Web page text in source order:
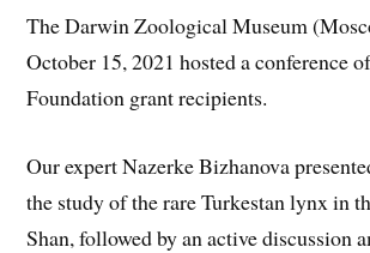
The Darwin Zoological Museum
October 15, 2021 hosted a conference
Foundation grant recipients.
Our expert Nazerke Bizhanova
the study of the rare Turkestan lynx in
Shan, followed by an active discussion